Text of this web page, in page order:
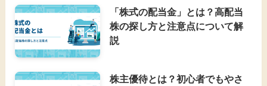
「株式の配当金」とは？高配当
株の探し方と注意点について解
説
株主優待とは？初心者でもやさ